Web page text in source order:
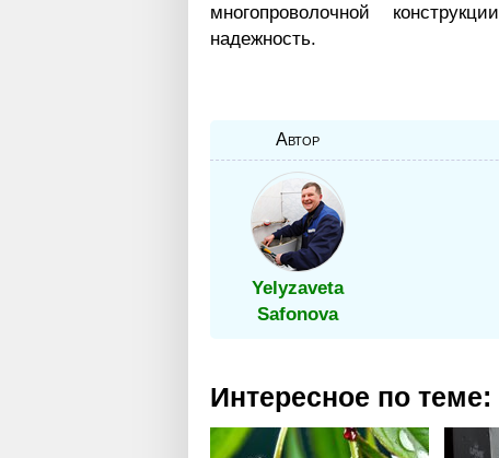
многопроволочной
надежность.
Автор
Yelyzaveta
Safonova
Интересное по теме: